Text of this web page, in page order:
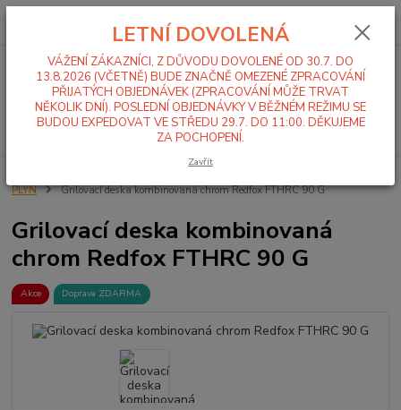
Menu
Hledat
0,00 Kč
PLYN
Grilovací deska kombinovaná chrom Redfox FTHRC 90 G
Grilovací deska kombinovaná
chrom Redfox FTHRC 90 G
Akce Doprava ZDARMA
LETNÍ DOVOLENÁ
VÁŽENÍ ZÁKAZNÍCI, Z DŮVODU DOVOLENÉ OD 30.7. DO
13.8.2026 (VČETNĚ) BUDE ZNAČNĚ OMEZENÉ ZPRACOVÁNÍ
PŘIJATÝCH OBJEDNÁVEK (ZPRACOVÁNÍ MŮŽE TRVAT
NĚKOLIK DNÍ). POSLEDNÍ OBJEDNÁVKY V BĚŽNÉM REŽIMU SE
BUDOU EXPEDOVAT VE STŘEDU 29.7. DO 11:00. DĚKUJEME
ZA POCHOPENÍ.
Zavřít